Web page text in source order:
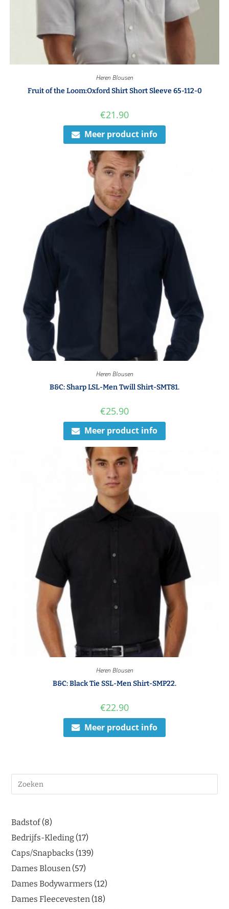
Heren Blousen
Fruit of the Loom:Oxford Shirt Short Sleeve 65-112-0
€21.90
Meer product info
Heren Blousen
B&C: Sharp LSL-Men Twill Shirt-SMT81.
€25.90
Meer product info
Heren Blousen
B&C: Black Tie SSL-Men Shirt-SMP22.
€22.90
Meer product info
Badstof 8
Bedrijfs-Kleding 17
Caps/Snapbacks 139
Dames Blousen 57
Dames Bodywarmers 12
Dames Fleecevesten 18